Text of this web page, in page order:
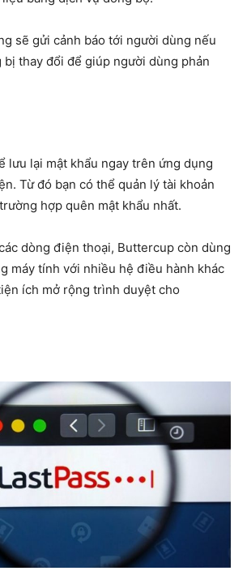
sẽ gửi cảnh báo tới người dùng nếu
bị thay đổi để giúp người dùng phản
lưu lại mật khẩu ngay trên ứng dụng
Từ đó bạn có thể quản lý tài khoản
hợp quên mật khẩu nhất.
dòng điện thoại, Buttercup còn dùng
máy tính với nhiều hệ điều hành khác
ích mở rộng trình duyệt cho